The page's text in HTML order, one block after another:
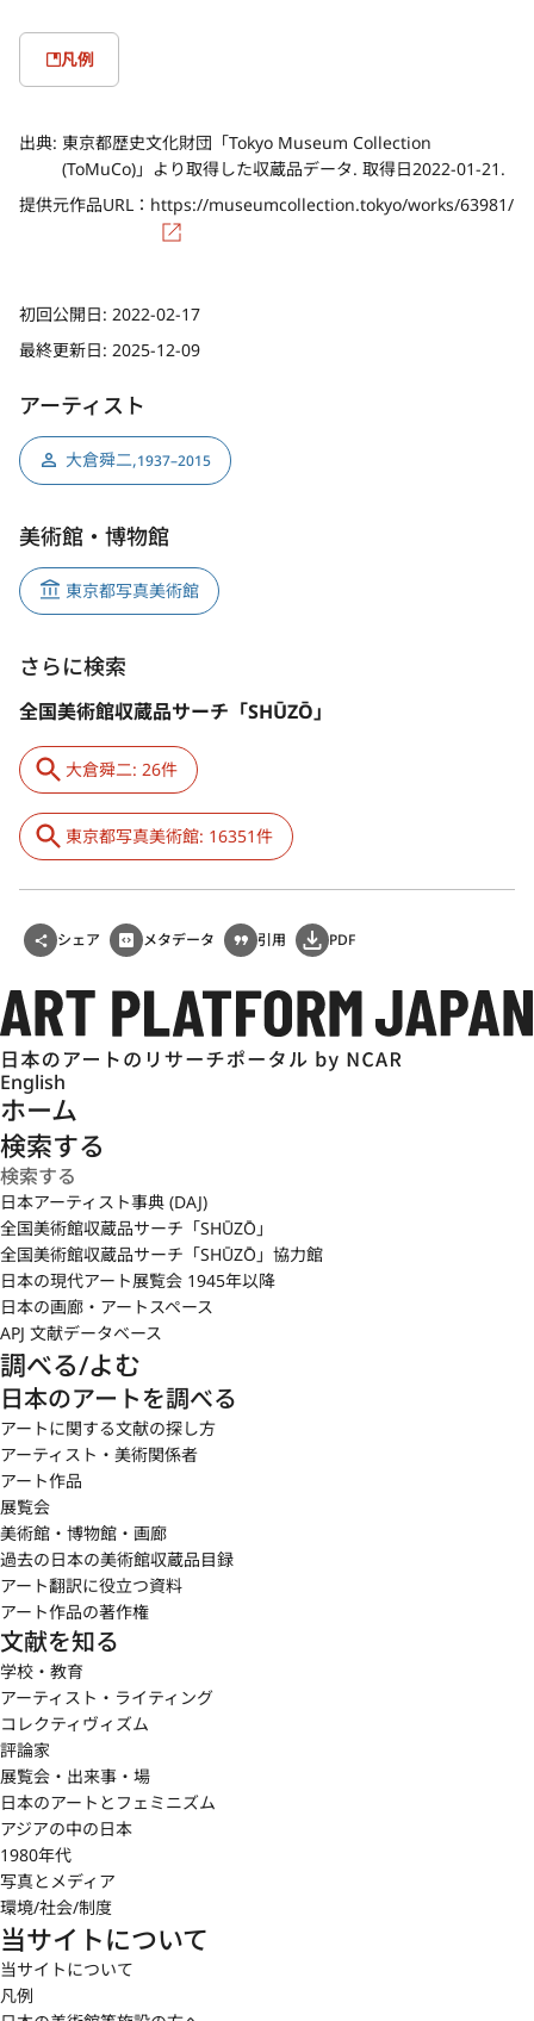
凡例
出典: 東京都歴史文化財団「Tokyo Museum Collection
(ToMuCo)」より取得した収蔵品データ. 取得日2022-01-21.
提供元作品URL： https://museumcollection.tokyo/works/63981/
初回公開日: 2022-02-17
最終更新日: 2025-12-09
アーティスト
大倉舜二,1937–2015
美術館・博物館
東京都写真美術館
さらに検索
全国美術館収蔵品サーチ「SHŪZŌ」
大倉舜二: 26件
東京都写真美術館: 16351件
シェア メタデータ 引用 PDF
English
ホーム
検索する
日本アーティスト事典 (DAJ)
全国美術館収蔵品サーチ「SHŪZŌ」
全国美術館収蔵品サーチ「SHŪZŌ」協力館
日本の現代アート展覧会 1945年以降
日本の画廊・アートスペース
APJ 文献データベース
調べる/よむ
日本のアートを調べる
アートに関する文献の探し方
アーティスト・美術関係者
アート作品
展覧会
美術館・博物館・画廊
過去の日本の美術館収蔵品目録
アート翻訳に役立つ資料
アート作品の著作権
文献を知る
学校・教育
アーティスト・ライティング
コレクティヴィズム
評論家
展覧会・出来事・場
日本のアートとフェミニズム
アジアの中の日本
1980年代
写真とメディア
環境/社会/制度
当サイトについて
当サイトについて
凡例